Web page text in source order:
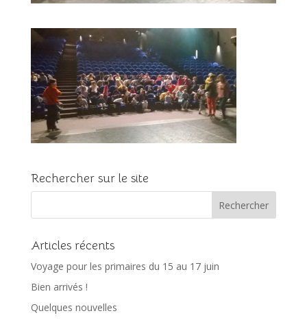
Rechercher sur le site
Articles récents
Voyage pour les primaires du 15 au 17 juin
Bien arrivés !
Quelques nouvelles